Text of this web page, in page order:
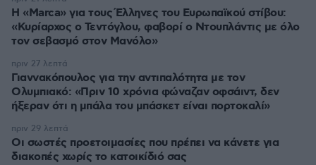
Η «Marca» για τους Έλληνες του Ευρωπαϊκού στίβου:
«Κυρίαρχος ο Τεντόγλου, φαβορί ο Ντουπλάντις με όλο
τον σεβασμό στον Μανόλο»
Γιαννακόπουλος για την αντιπαλότητα με τον
Ολυμπιακό: «Πριν 10 χρόνια φώναζαν οφσάιντ, δεν
ήξεραν ότι η μπάλα του μπάσκετ είναι πορτοκαλί»
πριν 27 λεπτά
Οι σωστές προετοιμασίες που πρέπει να κάνετε για
διακοπές χωρίς το κατοικίδιό σας
πριν 29 λεπτά